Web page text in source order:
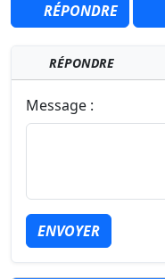
RÉPONDRE
RÉPONDRE
Message :
ENVOYER